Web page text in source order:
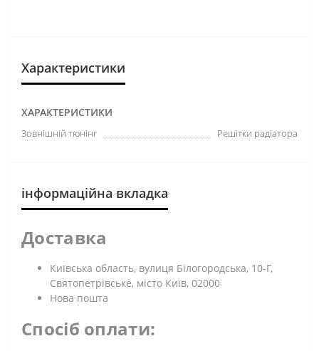
Характеристики
ХАРАКТЕРИСТИКИ
Зовнішній тюнінг Решітки радіатора
інформаційна вкладка
Доставка
Київська область, вулиця Білогородська, 10-Г,
Святопетрівське, місто Київ, 02000
Нова пошта
Спосіб оплати: